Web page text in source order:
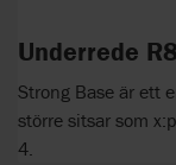
Underrede
Strong Base är ett
större sitsar som
4.